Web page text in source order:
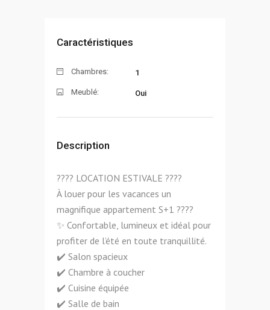
Caractéristiques
Chambres: 1
Meublé: Oui
Description
???? LOCATION ESTIVALE ????
À louer pour les vacances un
magnifique appartement S+1 ????
✨ Confortable, lumineux et idéal pour
profiter de l’été en toute tranquillité.
✔️ Salon spacieux
✔️ Chambre à coucher
✔️ Cuisine équipée
✔️ Salle de bain